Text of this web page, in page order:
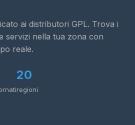
ai distributori GPL. Trova i
servizi nella tua zona con
reale.
20
regioni